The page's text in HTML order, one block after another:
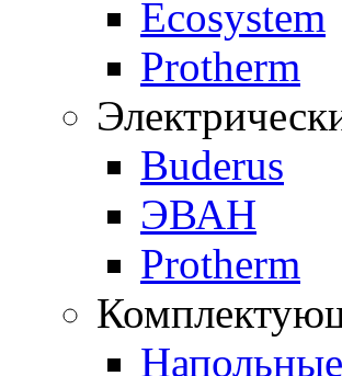
Ecosystem
Protherm
Buderus
ЭВАН
Protherm